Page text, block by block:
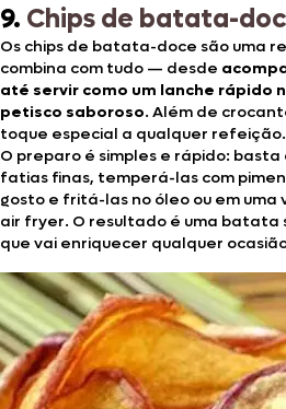
9. Chips de batata-
Os chips de batata-doce são uma
combina com tudo — desde
até servir como um lanche rápido
petisco saboroso. Além de
toque especial a qualquer refeição.
O preparo é simples e rápido:
fatias finas, temperá-las com
gosto e fritá-las no óleo ou em uma
air fryer. O resultado é uma batata
que vai enriquecer qualquer